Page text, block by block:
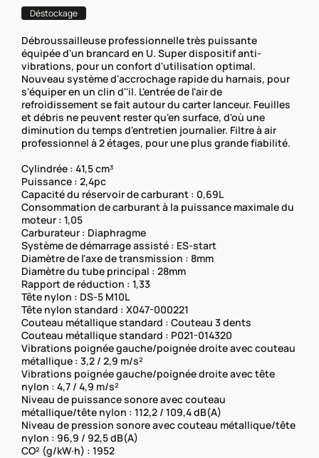
Déstockage
Débroussailleuse professionnelle très puissante
équipée d'un brancard en U. Super dispositif anti-
vibrations, pour un confort d'utilisation optimal.
Nouveau système d'accrochage rapide du harnais, pour
s'équiper en un clin d''il. L'entrée de l'air de
refroidissement se fait autour du carter lanceur. Feuilles
et débris ne peuvent rester qu'en surface, d'où une
diminution du temps d'entretien journalier. Filtre à air
professionnel à 2 étages, pour une plus grande fiabilité.
Cylindrée : 41,5 cm³
Puissance : 2,4pc
Capacité du réservoir de carburant : 0,69L
Consommation de carburant à la puissance maximale du
moteur : 1,05
Carburateur : Diaphragme
Système de démarrage assisté : ES-start
Diamètre de l'axe de transmission : 8mm
Diamètre du tube principal : 28mm
Rapport de réduction : 1,33
Tête nylon : DS-5 M10L
Tête nylon standard : X047-000221
Couteau métallique standard : Couteau 3 dents
Couteau métallique standard : P021-014320
Vibrations poignée gauche/poignée droite avec couteau
métallique : 3,2 / 2,9 m/s²
Vibrations poignée gauche/poignée droite avec tête
nylon : 4,7 / 4,9 m/s²
Niveau de puissance sonore avec couteau
métallique/tête nylon : 112,2 / 109,4 dB(A)
Niveau de pression sonore avec couteau métallique/tête
nylon : 96,9 / 92,5 dB(A)
CO² (g/kW·h) : 1952